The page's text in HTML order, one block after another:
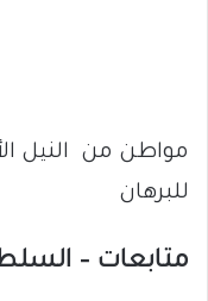
مواطن من النيل
للبرهان
متابعات –